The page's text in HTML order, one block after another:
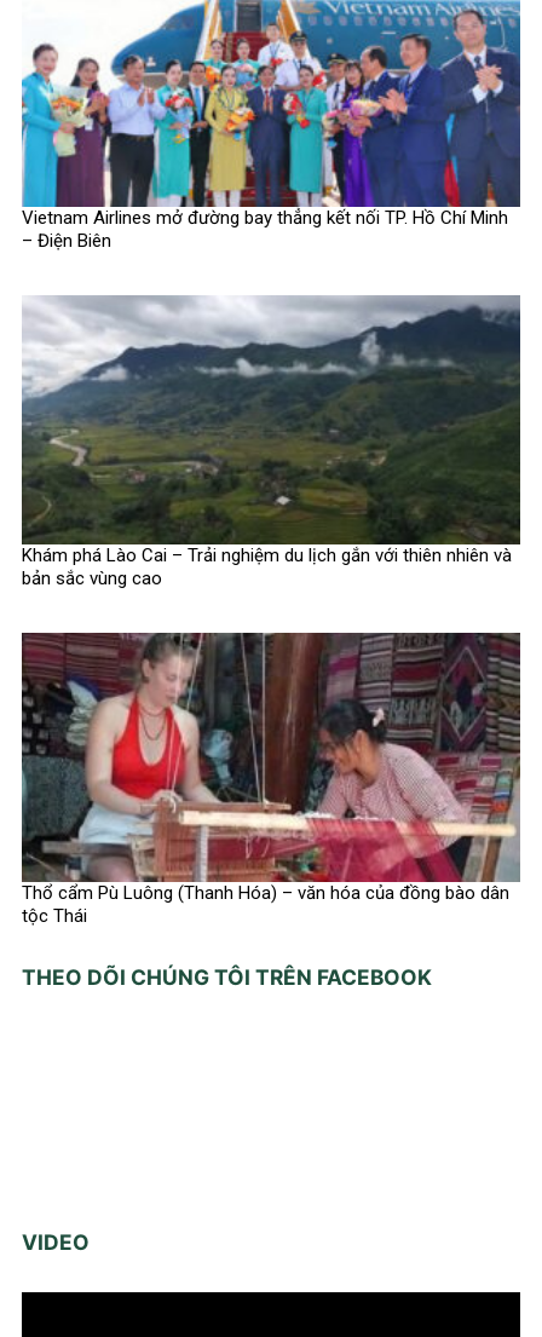
Vietnam Airlines mở đường bay thẳng kết nối TP. Hồ Chí Minh
– Điện Biên
Khám phá Lào Cai – Trải nghiệm du lịch gắn với thiên nhiên và
bản sắc vùng cao
Thổ cẩm Pù Luông (Thanh Hóa) – văn hóa của đồng bào dân
tộc Thái
THEO DÕI CHÚNG TÔI TRÊN FACEBOOK
VIDEO